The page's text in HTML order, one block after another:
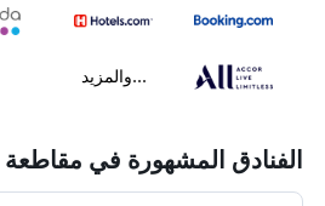
...والمزيد
الفنادق المشهورة في